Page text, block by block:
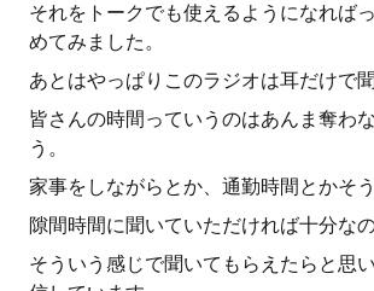
それをトークでも使えるようになれば
めてみました。
あとはやっぱりこのラジオは耳だけで聞
皆さんの時間っていうのはあんま奪わ
う。
家事をしながらとか、通勤時間とかそ
隙間時間に聞いていただければ十分なの
そういう感じで聞いてもらえたらと思